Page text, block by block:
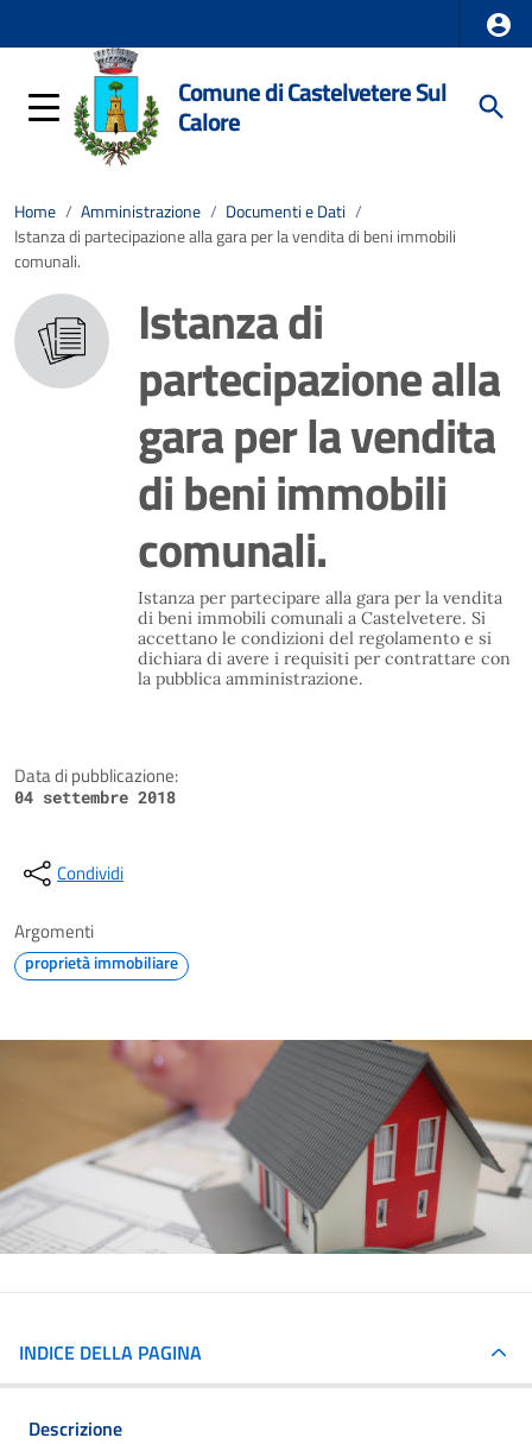
Comune di Castelvetere Sul
Calore
Home / Amministrazione / Documenti e Dati /
Istanza di partecipazione alla gara per la vendita di beni immobili
comunali.
Istanza di
partecipazione alla
gara per la vendita
di beni immobili
comunali.
Istanza per partecipare alla gara per la vendita
di beni immobili comunali a Castelvetere. Si
accettano le condizioni del regolamento e si
dichiara di avere i requisiti per contrattare con
la pubblica amministrazione.
Data di pubblicazione:
04 settembre 2018
Condividi
Argomenti
proprietà immobiliare
INDICE DELLA PAGINA
Descrizione